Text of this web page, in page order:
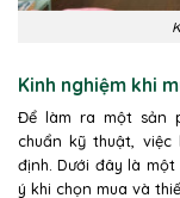
Kinh nghiệm khi
Để làm ra một sản
chuẩn kỹ thuật,
định. Dưới đây là
ý khi chọn mua và